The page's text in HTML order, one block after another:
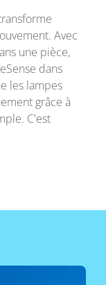
Avec
une pièce,
dans
les lampes
grâce à
C'est